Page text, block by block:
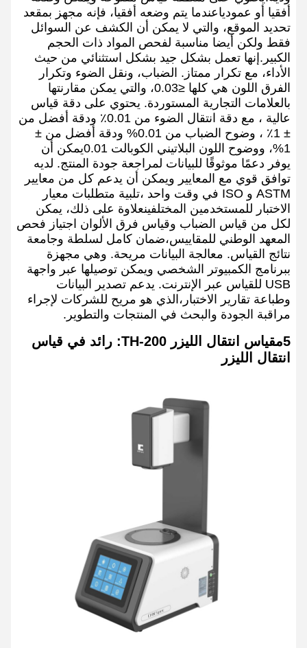
أفقيا أو عمودياعندما يتم وضعه أفقيا، فإنه مجهز بمقعد
تحديد الموقع، والتي لا يمكن أن الكشف عن السوائل
فقط ولكن أيضا مناسبة لفحص المواد ذات الحجم
الكبير.إنها تعمل بشكل جيد بشكل استثنائي من حيث
الأداء، مع تكرار ممتاز. الضباب، ونقل الضوء وتكرار
الفرق اللون هي كلها ≤0.03، والتي يمكن مقارنتها
بالعلامات التجارية المستوردة. يحتوي على دقة قياس
عالية ، مع دقة انتقال الضوء من 0.01٪ ودقة أفضل من
± 1٪ ، وضوح الضباب من 0.01% ودقة أفضل من ±
1%، ووضوح اللون البلاتيني الكوبالت 0.01يمكن أن
يوفر دعمًا موثوقًا للبيانات لمراجعة جودة المنتج. لديه
توافق قوي مع المعايير ويمكن أن يدعم كل من معايير
ASTM و ISO في وقت واحد ،تلبية متطلبات معيار
الاختبار للمستخدمين المختلفينعلاوة على ذلك، يمكن
لكل من قياس الضباب وقياس فرق الألوان اجتياز فحص
المعهد الوطني للمقاييس،ضمان كامل لسلطة وجامعة
نتائج القياس. معالجة البيانات مريحة. وهي مجهزة
ببرنامج الكمبيوتر الشخصي ويمكن توصيلها عبر واجهة
USB للقياس عبر الإنترنت. يدعم تصدير البيانات
وطباعة تقارير الاختبار،الذي هو مريح للشركات لإجراء
مراقبة الجودة والبحث في المنتجات والتطوير.
5مقياس انتقال الليزر TH-200: رائد في قياس
انتقال الليزر